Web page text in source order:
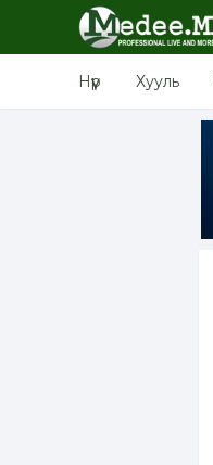
Нүүр Хууль